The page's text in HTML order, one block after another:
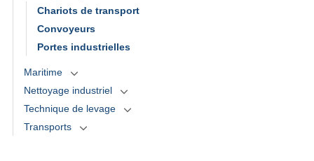
Chariots de transport
Convoyeurs
Portes industrielles
Maritime
Nettoyage industriel
Technique de levage
Transports